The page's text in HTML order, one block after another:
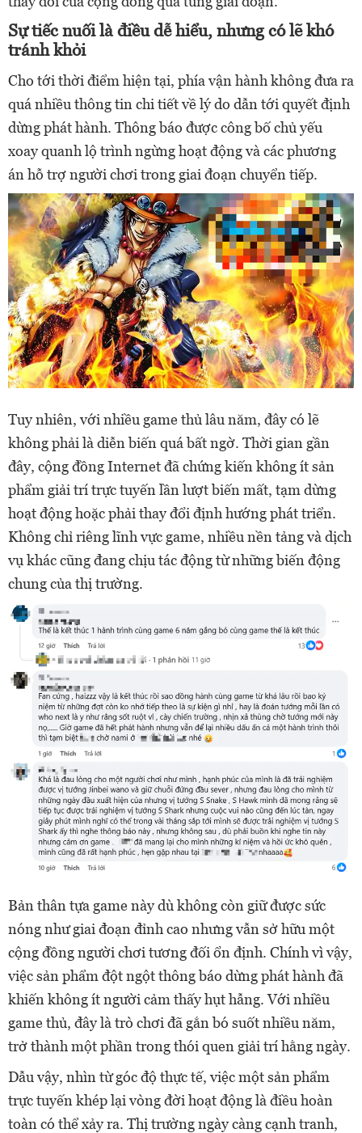
Sự tiếc nuối là điều dễ hiểu, nhưng có lẽ khó
tránh khỏi
Cho tới thời điểm hiện tại, phía vận hành không đưa ra
quá nhiều thông tin chi tiết về lý do dẫn tới quyết định
dừng phát hành. Thông báo được công bố chủ yếu
xoay quanh lộ trình ngừng hoạt động và các phương
án hỗ trợ người chơi trong giai đoạn chuyển tiếp.
Tuy nhiên, với nhiều game thủ lâu năm, đây có lẽ
không phải là diễn biến quá bất ngờ. Thời gian gần
đây, cộng đồng Internet đã chứng kiến không ít sản
phẩm giải trí trực tuyến lần lượt biến mất, tạm dừng
hoạt động hoặc phải thay đổi định hướng phát triển.
Không chỉ riêng lĩnh vực game, nhiều nền tảng và dịch
vụ khác cũng đang chịu tác động từ những biến động
chung của thị trường.
Bản thân tựa game này dù không còn giữ được sức
nóng như giai đoạn đỉnh cao nhưng vẫn sở hữu một
cộng đồng người chơi tương đối ổn định. Chính vì vậy,
việc sản phẩm đột ngột thông báo dừng phát hành đã
khiến không ít người cảm thấy hụt hẫng. Với nhiều
game thủ, đây là trò chơi đã gắn bó suốt nhiều năm,
trở thành một phần trong thói quen giải trí hằng ngày.
Dẫu vậy, nhìn từ góc độ thực tế, việc một sản phẩm
trực tuyến khép lại vòng đời hoạt động là điều hoàn
toàn có thể xảy ra. Thị trường ngày càng cạnh tranh,